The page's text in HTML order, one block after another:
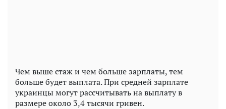
Чем выше стаж и чем больше зарплаты, тем
больше будет выплата. При средней зарплате
украинцы могут рассчитывать на выплату в
размере около 3,4 тысячи гривен.